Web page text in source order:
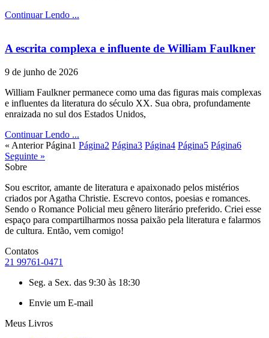
Continuar Lendo ...
A escrita complexa e influente de William Faulkner
9 de junho de 2026
William Faulkner permanece como uma das figuras mais complexas
e influentes da literatura do século XX. Sua obra, profundamente
enraizada no sul dos Estados Unidos,
Continuar Lendo ...
« Anterior Página1 Página2 Página3 Página4 Página5 Página6
Seguinte »
Sobre
Sou escritor, amante de literatura e apaixonado pelos mistérios
criados por Agatha Christie. Escrevo contos, poesias e romances.
Sendo o Romance Policial meu gênero literário preferido. Criei esse
espaço para compartilharmos nossa paixão pela literatura e falarmos
de cultura. Então, vem comigo!
Contatos
21 99761-0471
Seg. a Sex. das 9:30 às 18:30
Envie um E-mail
Meus Livros